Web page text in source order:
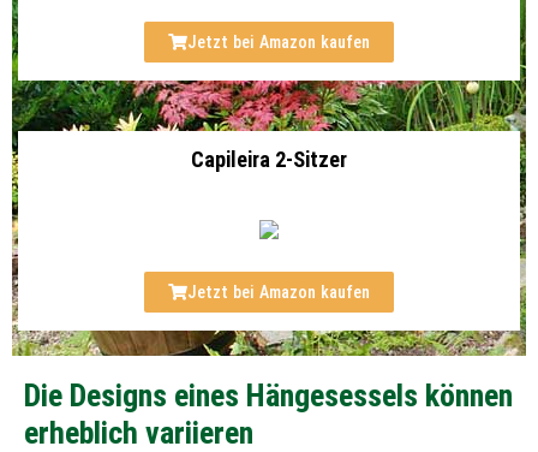
Jetzt bei Amazon kaufen
Capileira 2-Sitzer
Jetzt bei Amazon kaufen
Die Designs eines Hängesessels können
erheblich variieren